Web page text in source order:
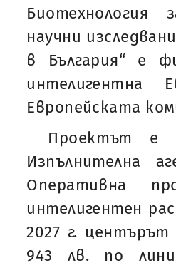
Биотехнология
научни
в България“ е
интелигентна
Европейската
Проектът е
Изпълнителна
Оперативна
интелигентен
2027 г. центърът
943 лв. по